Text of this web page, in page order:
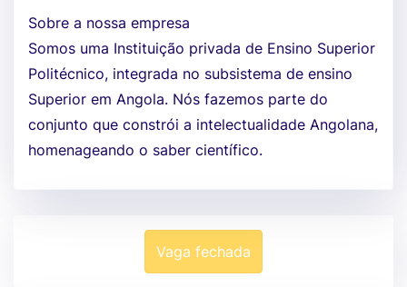
Sobre a nossa empresa
Somos uma Instituição privada de Ensino Superior
Politécnico, integrada no subsistema de ensino
Superior em Angola. Nós fazemos parte do
conjunto que constrói a intelectualidade Angolana,
homenageando o saber científico.
Vaga fechada